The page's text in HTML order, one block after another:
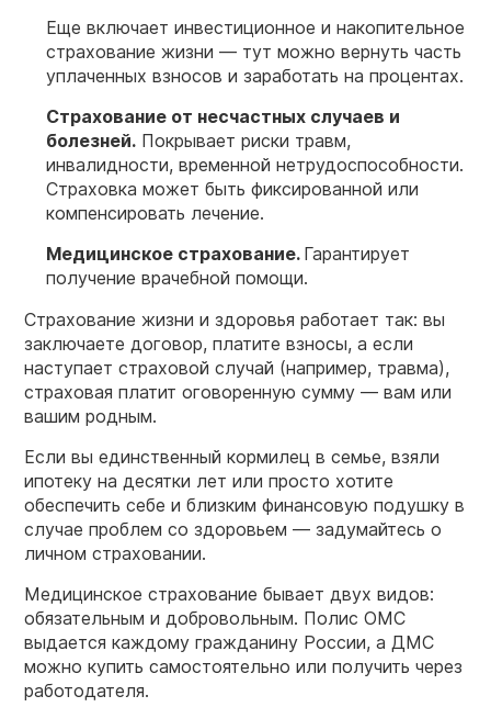
Еще включает инвестиционное и накопительное
страхование жизни — тут можно вернуть часть
уплаченных взносов и заработать на процентах.
Страхование от несчастных случаев и
болезней. Покрывает риски травм,
инвалидности, временной нетрудоспособности.
Страховка может быть фиксированной или
компенсировать лечение.
Медицинское страхование. Гарантирует
получение врачебной помощи.
Страхование жизни и здоровья работает так: вы
заключаете договор, платите взносы, а если
наступает страховой случай (например, травма),
страховая платит оговоренную сумму — вам или
вашим родным.
Если вы единственный кормилец в семье, взяли
ипотеку на десятки лет или просто хотите
обеспечить себе и близким финансовую подушку в
случае проблем со здоровьем — задумайтесь о
личном страховании.
Медицинское страхование бывает двух видов:
обязательным и добровольным. Полис ОМС
выдается каждому гражданину России, а ДМС
можно купить самостоятельно или получить через
работодателя.